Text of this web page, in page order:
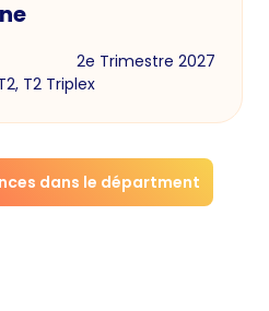
2e Trimestre 2027
T2 Triplex
dans le départment